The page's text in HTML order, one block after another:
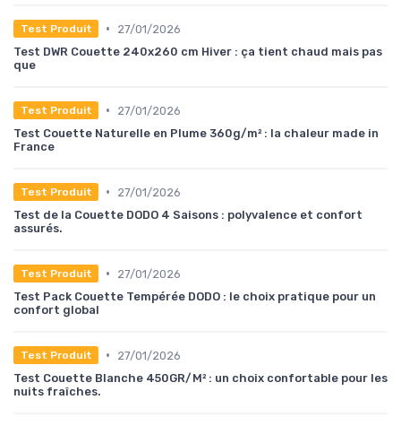
Test Produit •
27/01/2026
Test DWR Couette 240x260 cm Hiver : ça tient chaud mais pas
que
Test Produit •
27/01/2026
Test Couette Naturelle en Plume 360g/m² : la chaleur made in
France
Test Produit •
27/01/2026
Test de la Couette DODO 4 Saisons : polyvalence et confort
assurés.
Test Produit •
27/01/2026
Test Pack Couette Tempérée DODO : le choix pratique pour un
confort global
Test Produit •
27/01/2026
Test Couette Blanche 450GR/M² : un choix confortable pour les
nuits fraîches.